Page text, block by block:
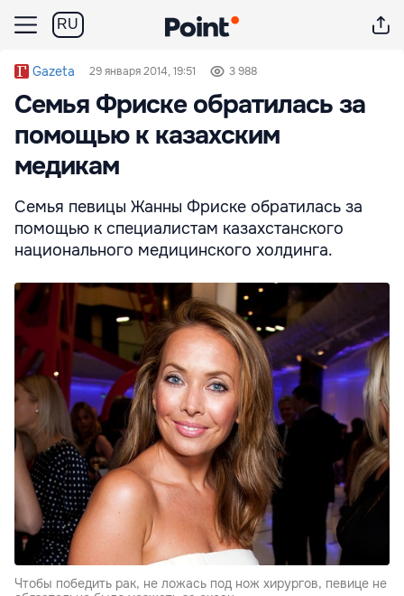
RU
Gazeta 29 января 2014, 19:51 3 988
Семья Фриске обратилась за
помощью к казахским
медикам
Семья певицы Жанны Фриске обратилась за
помощью к специалистам казахстанского
национального медицинского холдинга.
Чтобы победить рак, не ложась под нож хирургов, певице не